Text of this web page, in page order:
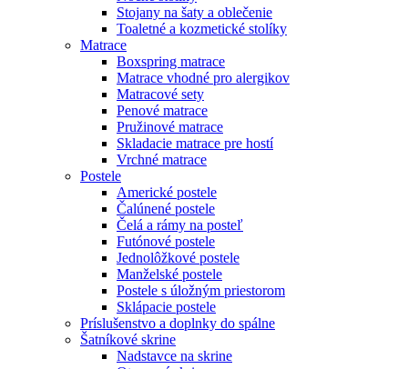
Stojany na šaty a oblečenie
Toaletné a kozmetické stolíky
Matrace
Boxspring matrace
Matrace vhodné pro alergikov
Matracové sety
Penové matrace
Pružinové matrace
Skladacie matrace pre hostí
Vrchné matrace
Postele
Americké postele
Čalúnené postele
Čelá a rámy na posteľ
Futónové postele
Jednolôžkové postele
Manželské postele
Postele s úložným priestorom
Sklápacie postele
Príslušenstvo a doplnky do spálne
Šatníkové skrine
Nadstavce na skrine